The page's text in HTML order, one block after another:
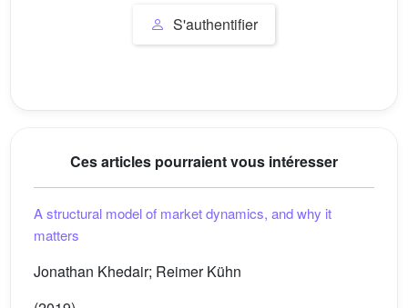
S'authentifier
Ces articles pourraient vous intéresser
A structural model of market dynamics, and why it
matters
Jonathan Khedair; Reimer Kühn